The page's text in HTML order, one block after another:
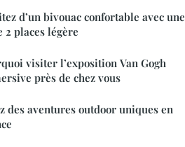
d’un bivouac confortable avec une
2 places légère
visiter l’exposition Van Gogh
près de chez vous
des aventures outdoor uniques en